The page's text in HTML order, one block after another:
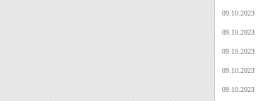
09.10.2023
09.10.2023
09.10.2023
09.10.2023
09.10.2023